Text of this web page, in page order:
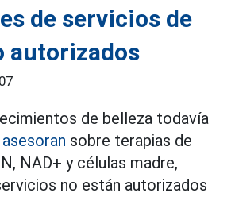
de servicios de
autorizados
de belleza todavía
asesoran sobre terapias de
NAD+ y células madre,
no están autorizados